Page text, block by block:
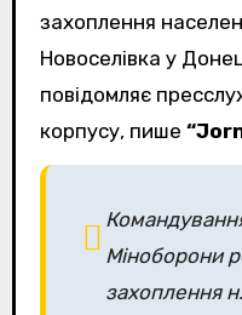
захоплення
Новоселівка у
повідомляє
корпусу, пише
Міноборони
захоплення